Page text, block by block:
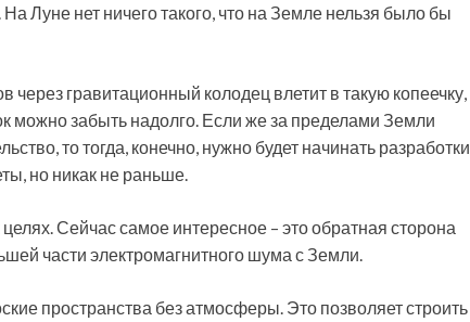
Луне нет ничего такого, что на Земле нельзя было бы
гравитационный колодец влетит в такую копеечку,
можно забыть надолго. Если же за пределами Земли
то тогда, конечно, нужно будет начинать разработки
но никак не раньше.
Сейчас самое интересное – это обратная сторона
части электромагнитного шума с Земли.
пространства без атмосферы. Это позволяет строить